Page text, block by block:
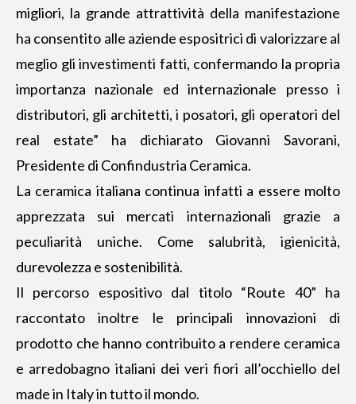
migliori, la grande attrattività della manifestazione
ha consentito alle aziende espositrici di valorizzare al
meglio gli investimenti fatti, confermando la propria
importanza nazionale ed internazionale presso i
distributori, gli architetti, i posatori, gli operatori del
real estate” ha dichiarato Giovanni Savorani,
Presidente di Confindustria Ceramica.
La ceramica italiana continua infatti a essere molto
apprezzata sui mercati internazionali grazie a
peculiarità uniche. Come salubrità, igienicità,
durevolezza e sostenibilità.
Il percorso espositivo dal titolo “Route 40” ha
raccontato inoltre le principali innovazioni di
prodotto che hanno contribuito a rendere ceramica
e arredobagno italiani dei veri fiori all’occhiello del
made in Italy in tutto il mondo.